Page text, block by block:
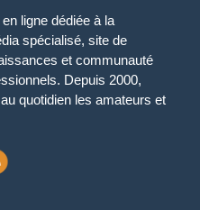
ligne dédiée à la
spécialisé, site de
et communauté
Depuis 2000,
quotidien les amateurs et